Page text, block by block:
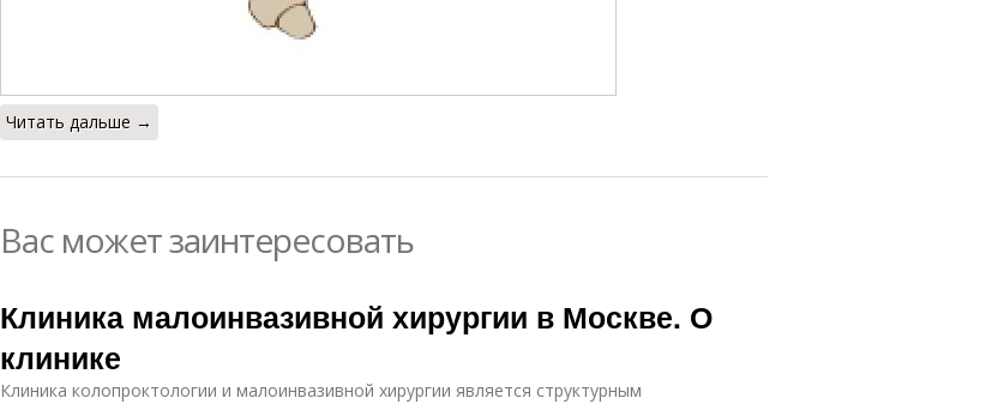
Читать дальше →
Вас может заинтересовать
Клиника малоинвазивной хирургии в Москве. О
клинике
Клиника колопроктологии и малоинвазивной хирургии является структурным